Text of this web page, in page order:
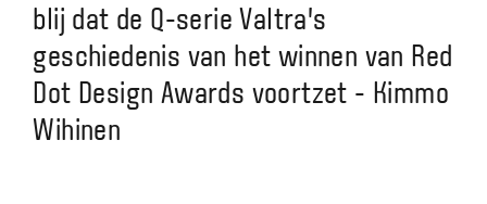
blij dat de Q-serie Valtra's
geschiedenis van het winnen van Red
Dot Design Awards voortzet - Kimmo
Wihinen